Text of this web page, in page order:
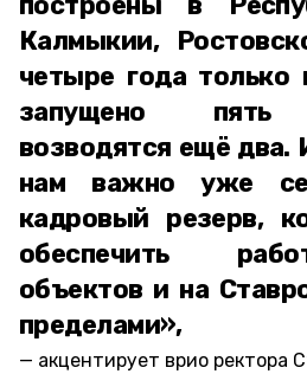
Калмыкии,
четыре года только
запущено пять
возводятся ещё два.
нам важно уже
кадровый резерв,
обеспечить
объектов и на
пределами»,
акцентирует врио ректора